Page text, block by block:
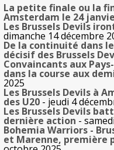
La petite finale ou la
Amsterdam le 24
Les Brussels Devils
dimanche 14 décembre
De la continuité dans
décisif des Brussels
Convaincants aux
dans la course aux
2025
Les Brussels Devils à
des U20 - jeudi 4
Les Brussels Devils
dernière action -
Bohemia Warriors -
et Marenne, première